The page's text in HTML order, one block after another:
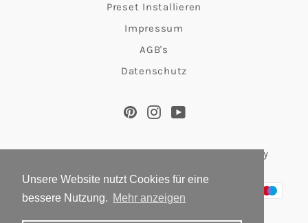
Unsere Website nutzt Cookies für eine
bessere Nutzung. Mehr anzeigen
Preset Installieren
Impressum
AGB's
Datenschutz
PinterestInstagramYouTube
© 2026,The Salty Passports. Powered by Shopify
Zahlungsmethoden